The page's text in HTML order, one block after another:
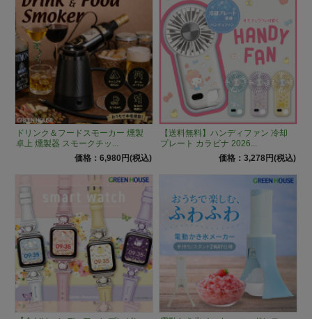
ドリンク＆フードスモーカー 燻製
卓上 燻製器 スモークチッ...
価格：6,980円(税込)
【送料無料】ハンディファン 冷却
プレート カラビナ 2026...
価格：3,278円(税込)